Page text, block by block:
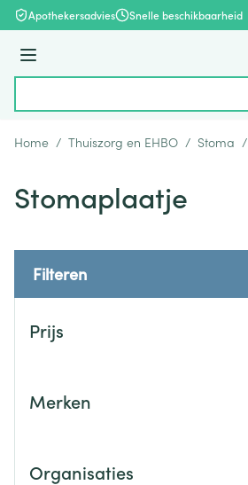
Ga naar de inhoud
Apothekersadvies Snelle beschikbaarheid
Menu
Home / Thuiszorg en EHBO / Stoma /
Stomaplaatje
Filteren
Prijs
Merken
Organisaties